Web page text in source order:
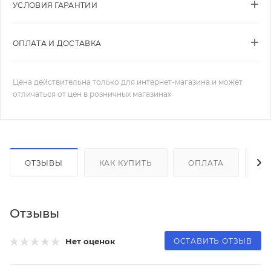
УСЛОВИЯ ГАРАНТИИ
ОПЛАТА И ДОСТАВКА
Цена действительна только для интернет-магазина и может
отличаться от цен в розничных магазинах
ОТЗЫВЫ КАК КУПИТЬ ОПЛАТА
Отзывы
Нет оценок ОСТАВИТЬ ОТЗЫВ